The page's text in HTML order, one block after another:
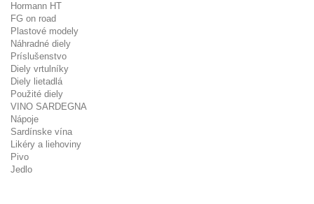
Hormann HT
FG on road
Plastové modely
Náhradné diely
Príslušenstvo
Diely vrtulníky
Diely lietadlá
Použité diely
VINO SARDEGNA
Nápoje
Sardínske vína
Likéry a liehoviny
Pivo
Jedlo